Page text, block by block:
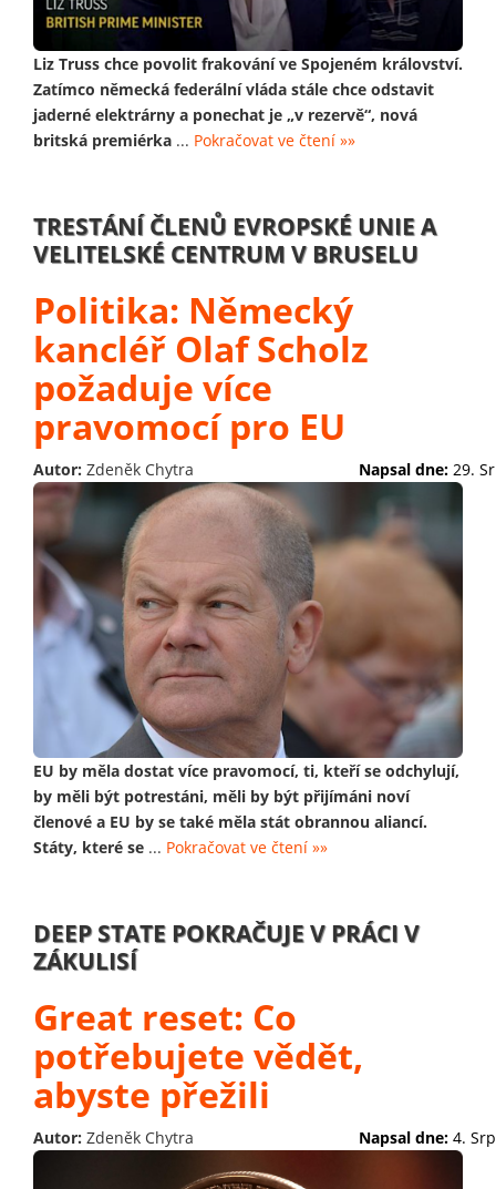
Liz Truss chce povolit frakování ve Spojeném království.
Zatímco německá federální vláda stále chce odstavit
jaderné elektrárny a ponechat je „v rezervě“, nová
britská premiérka ... Pokračovat ve čtení »»
TRESTÁNÍ ČLENŮ EVROPSKÉ UNIE A
VELITELSKÉ CENTRUM V BRUSELU
Politika: Německý
kancléř Olaf Scholz
požaduje více
pravomocí pro EU
Autor: Zdeněk Chytra Napsal dne: 29.
EU by měla dostat více pravomocí, ti, kteří se odchylují,
by měli být potrestáni, měli by být přijímáni noví
členové a EU by se také měla stát obrannou aliancí.
Státy, které se ... Pokračovat ve čtení »»
DEEP STATE POKRAČUJE V PRÁCI V
ZÁKULISÍ
Great reset: Co
potřebujete vědět,
abyste přežili
Autor: Zdeněk Chytra Napsal dne: 4.